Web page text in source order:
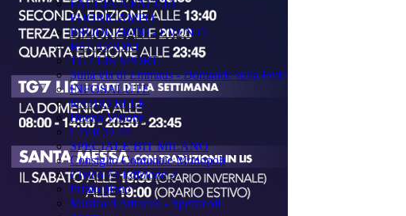
FACCIA A FACCIA
FUORICAMPO
PRODUZIONI - EVENTI
RELAZIONI
TG7 LIS SPORT
Sulla via di Emmaus - Domande sulla Fede
INFOSALUTE
RADIO ELLE
Buona Visione
CIVICO 74
SPECIALE BIT MILANO
Consiglio Comunale Monopoli
Civico 74 Edizione 2
Primo piano
Musica d'Attracco - Spettacoli